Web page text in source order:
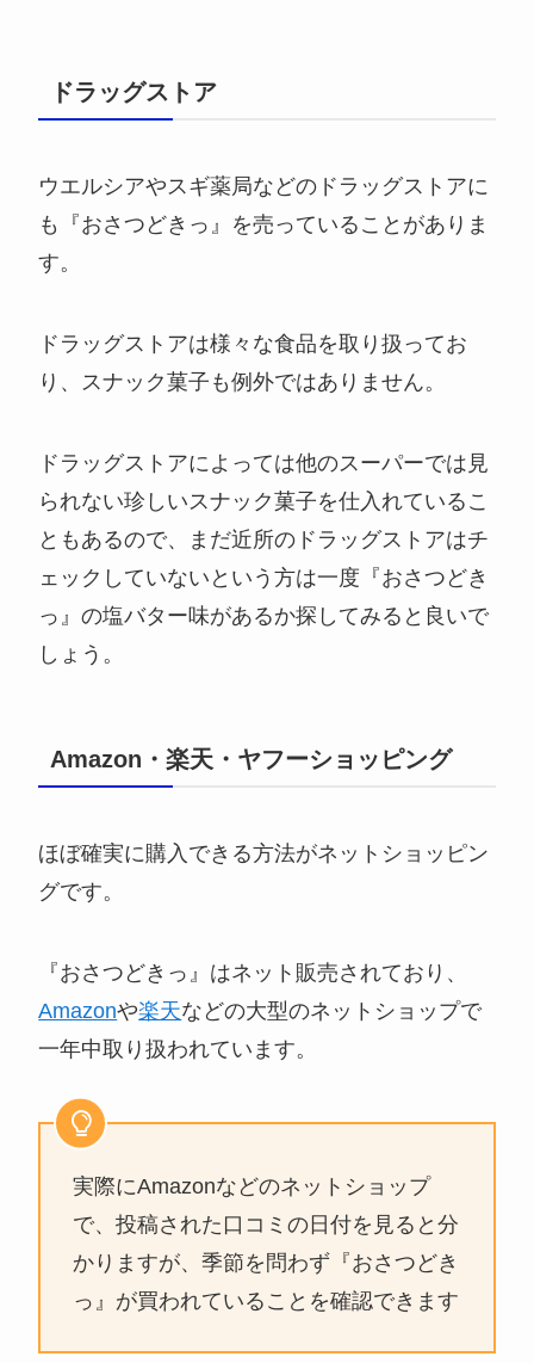
ドラッグストア
ウエルシアやスギ薬局などのドラッグストアに
も『おさつどきっ』を売っていることがありま
す。
ドラッグストアは様々な食品を取り扱ってお
り、スナック菓子も例外ではありません。
ドラッグストアによっては他のスーパーでは見
られない珍しいスナック菓子を仕入れているこ
ともあるので、まだ近所のドラッグストアはチ
ェックしていないという方は一度『おさつどき
っ』の塩バター味があるか探してみると良いで
しょう。
Amazon・楽天・ヤフーショッピング
ほぼ確実に購入できる方法がネットショッピン
グです。
『おさつどきっ』はネット販売されており、
Amazonや楽天などの大型のネットショップで
一年中取り扱われています。
実際にAmazonなどのネットショップ
で、投稿された口コミの日付を見ると分
かりますが、季節を問わず『おさつどき
っ』が買われていることを確認できます